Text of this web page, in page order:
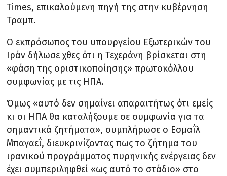
Times, επικαλούμενη πηγή της στην κυβέρνηση
Τραμπ.
Ο εκπρόσωπος του υπουργείου Εξωτερικών του
Ιράν δήλωσε χθες ότι η Τεχεράνη βρίσκεται στη
«φάση της οριστικοποίησης» πρωτοκόλλου
συμφωνίας με τις ΗΠΑ.
Όμως «αυτό δεν σημαίνει απαραιτήτως ότι εμείς
κι οι ΗΠΑ θα καταλήξουμε σε συμφωνία για τα
σημαντικά ζητήματα», συμπλήρωσε ο Εσμαΐλ
Μπαγαεΐ, διευκρινίζοντας πως το ζήτημα του
ιρανικού προγράμματος πυρηνικής ενέργειας δεν
έχει συμπεριληφθεί «ως αυτό το στάδιο» στο